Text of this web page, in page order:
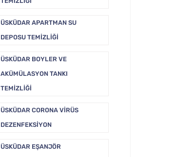
ÜSKÜDAR APARTMAN SU
DEPOSU TEMIZLIĞI
ÜSKÜDAR BOYLER VE
AKÜMÜLASYON TANKI
TEMIZLIĞI
ÜSKÜDAR CORONA VIRÜS
DEZENFEKSIYON
ÜSKÜDAR EŞANJÖR